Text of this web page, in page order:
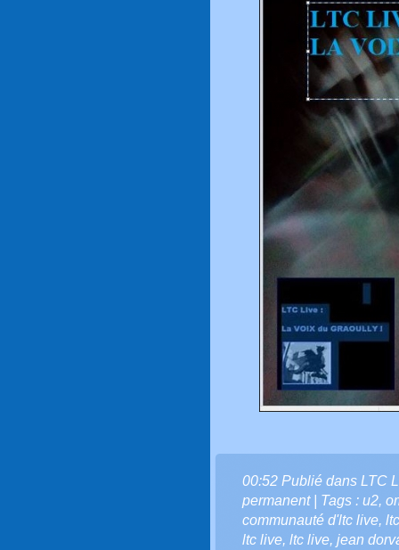
00:52 Publié dans LTC
permanent| Tags : u2,
communauté d'ltc live,
ltc live, ltc live, jean